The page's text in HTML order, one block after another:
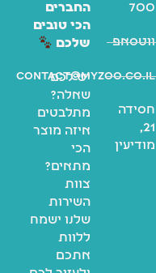
700
ווטסאפ
contact@myzoo.co.il
חסידה
21,
מודיעין
החברים
הכי טובים
שלכם
יש לכם
שאלה?
מתלבטים
איזה מוצר
הכי
מתאים?
צוות
השירות
שלנו ישמח
ללוות
אתכם